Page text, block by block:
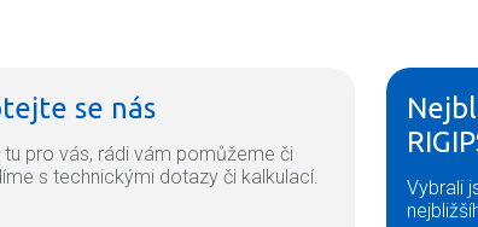
se nás
pro vás, rádi vám pomůžeme či
s technickými dotazy či kalkulací.
Vybrali